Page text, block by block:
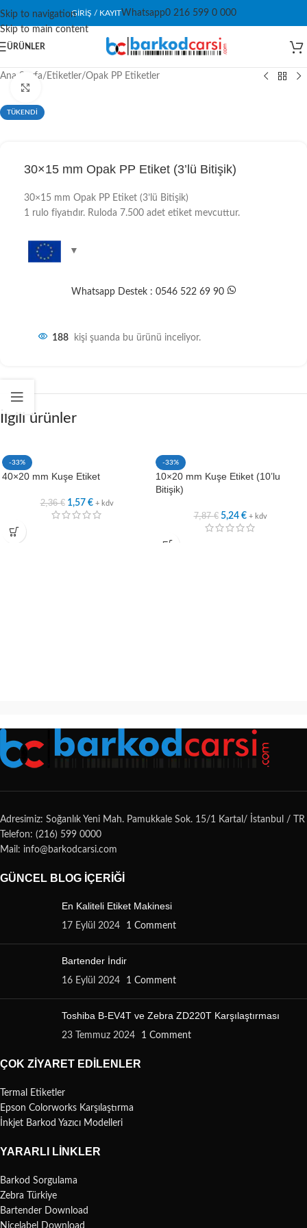
Skip to navigation
Skip to main content
GIRIŞ / KAYITWhatsapp0 216 599 0 000
ÜRÜNLER
Ana Sayfa/ Etiketler/Opak PP Etiketler
TÜKENDİ
30×15 mm Opak PP Etiket (3’lü Bitişik)
30×15 mm Opak PP Etiket (3’lü Bitişik)
1 rulo fiyatıdır. Ruloda 7.500 adet etiket mevcuttur.
Whatsapp Destek : 0546 522 69 90
188 kişi şuanda bu ürünü inceliyor.
İlgili ürünler
-33%
40×20 mm Kuşe Etiket
2,36€ 1,57 € + kdv
-33%
10×20 mm Kuşe Etiket (10’lu
Bitişik)
7,87€ 5,24 € + kdv
Adresimiz: Soğanlık Yeni Mah. Pamukkale Sok. 15/1 Kartal/ İstanbul / TR
Telefon: (216) 599 0000
Mail: info@barkodcarsi.com
GÜNCEL BLOG İÇERIĞI
En Kaliteli Etiket Makinesi
17 Eylül 2024 1 Comment
Bartender İndir
16 Eylül 2024 1 Comment
Toshiba B-EV4T ve Zebra ZD220T Karşılaştırması
23 Temmuz 2024 1 Comment
ÇOK ZIYARET EDILENLER
Termal Etiketler
Epson Colorworks Karşılaştırma
İnkjet Barkod Yazıcı Modelleri
YARARLI LINKLER
Barkod Sorgulama
Zebra Türkiye
Bartender Download
Nicelabel Download